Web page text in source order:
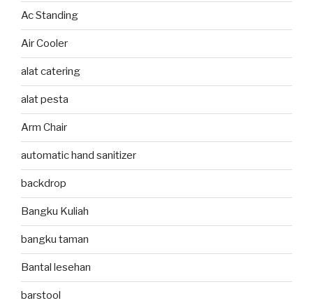
Ac Standing
Air Cooler
alat catering
alat pesta
Arm Chair
automatic hand sanitizer
backdrop
Bangku Kuliah
bangku taman
Bantal lesehan
barstool